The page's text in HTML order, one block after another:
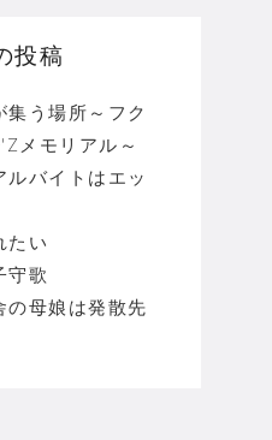
投稿
集う場所～フク
メモリアル～
ルバイトはエッ
たい
守歌
の母娘は発散先